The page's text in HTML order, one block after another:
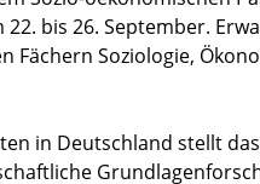
bis 26. September.
Fächern Soziologie,
in Deutschland stellt das